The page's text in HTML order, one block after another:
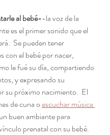
al bebé--la voz de la
es el primer sonido que el
Se pueden tener
con el bebé por nacer,
le fué su día, compartiendo
y expresando su
su próximo nacimiento.  El
de cuna o escuchar música
buen ambiante para
prenatal con su bebé.